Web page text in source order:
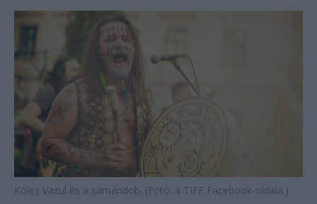
Köles Vazul és a sámándob. (Fotó: a TIFF Facebook-oldala.)